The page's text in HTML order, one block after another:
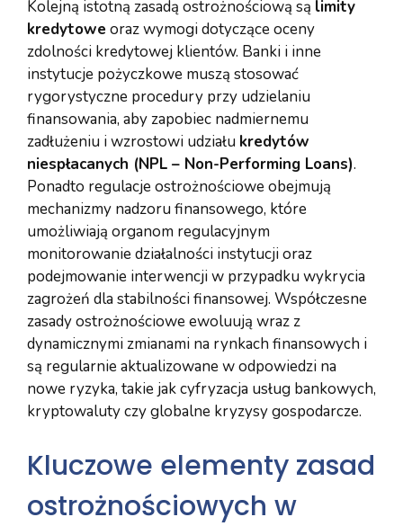
Kolejną istotną zasadą ostrożnościową są limity
kredytowe oraz wymogi dotyczące oceny
zdolności kredytowej klientów. Banki i inne
instytucje pożyczkowe muszą stosować
rygorystyczne procedury przy udzielaniu
finansowania, aby zapobiec nadmiernemu
zadłużeniu i wzrostowi udziału kredytów
niespłacanych (NPL – Non-Performing Loans).
Ponadto regulacje ostrożnościowe obejmują
mechanizmy nadzoru finansowego, które
umożliwiają organom regulacyjnym
monitorowanie działalności instytucji oraz
podejmowanie interwencji w przypadku wykrycia
zagrożeń dla stabilności finansowej. Współczesne
zasady ostrożnościowe ewoluują wraz z
dynamicznymi zmianami na rynkach finansowych i
są regularnie aktualizowane w odpowiedzi na
nowe ryzyka, takie jak cyfryzacja usług bankowych,
kryptowaluty czy globalne kryzysy gospodarcze.
Kluczowe elementy zasad
ostrożnościowych w